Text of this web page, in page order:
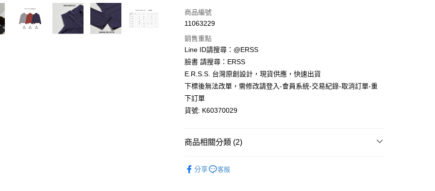
信用卡一次付款
LINE Pay
Apple Pay
街口支付
悠遊付
【關於「AFTEE先享後付」】
AFTEE先享後付是「在收到商品之後才付款」的支付方式。 讓您購物簡單
１．簡單：不需註冊會員、不需綁卡、不需儲值。
２．便利：只要手機號碼，簡訊認證，即可結帳。
ATM付款
商品編號
11063229
銷售重點
Line ID請搜尋：@ERSS
臉書 請搜尋：ERSS
E.R.S.S. 台灣原創設計，現貨供應，快速出貨
下標後無法改單，需修改請登入-會員系統-交易紀錄-取消訂單-重
下訂單
貨號: K60370029
商品相關分類 (2)
分享 客服